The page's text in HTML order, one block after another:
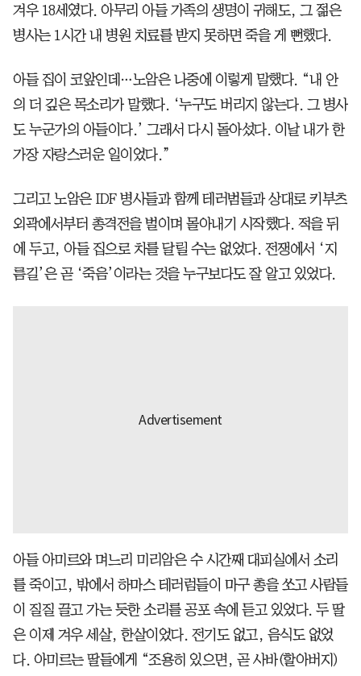
겨우 18세였다. 아무리 아들 가족의 생명이 귀해도, 그 젊은
병사는 1시간 내 병원 치료를 받지 못하면 죽을 게 뻔했다.
아들 집이 코앞인데…노암은 나중에 이렇게 말했다. “내 안
의 더 깊은 목소리가 말했다. ‘누구도 버리지 않는다. 그 병사
도 누군가의 아들이다.’ 그래서 다시 돌아섰다. 이날 내가 한
가장 자랑스러운 일이었다.”
그리고 노암은 IDF 병사들과 함께 테러범들과 상대로 키부츠
외곽에서부터 총격전을 벌이며 몰아내기 시작했다. 적을 뒤
에 두고, 아들 집으로 차를 달릴 수는 없었다. 전쟁에서 ‘지
름길’은 곧 ‘죽음’이라는 것을 누구보다도 잘 알고 있었다.
아들 아미르와 며느리 미리암은 수 시간째 대피실에서 소리
를 죽이고, 밖에서 하마스 테러럼들이 마구 총을 쏘고 사람들
이 질질 끌고 가는 듯한 소리를 공포 속에 듣고 있었다. 두 딸
은 이제 겨우 세살, 한살이었다. 전기도 없고, 음식도 없었
다. 아미르는 딸들에게 “조용히 있으면, 곧 사바(할아버지)